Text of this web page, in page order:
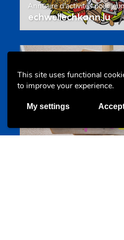
This site uses functional
to improve your experience.
My settings
Annuaire d’activités pour
echwellechkann.lu